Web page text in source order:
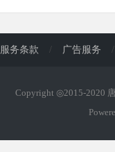
服务条款 / 广告服务 /
Copyright ◎2015-2020